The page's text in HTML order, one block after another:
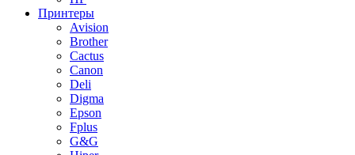
Принтеры
Avision
Brother
Cactus
Canon
Deli
Digma
Epson
Fplus
G&G